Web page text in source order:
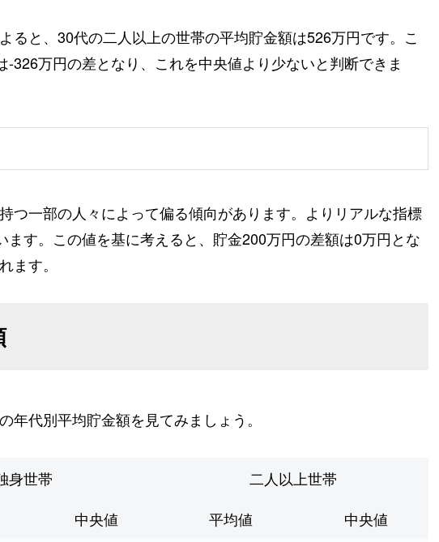
ると、30代の二人以上の世帯の平均貯金額は526万円です。こ
326万円の差となり、これを中央値より少ないと判断できま
つ一部の人々によって偏る傾向があります。よりリアルな指標
ます。この値を基に考えると、貯金200万円の差額は0万円とな
ます。
年代別平均貯金額を見てみましょう。
身世帯
二人以上世帯
中央値 平均値
中央値